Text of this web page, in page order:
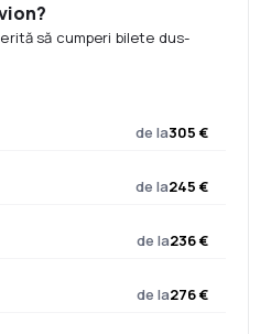
să cumperi bilete dus-
de la305 €
de la245 €
de la236 €
de la276 €